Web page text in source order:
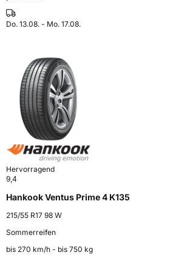
Do. 13.08. - Mo. 17.08.
Hervorragend
9,4
Hankook Ventus Prime 4 K135
215/55 R17 98 W
Sommerreifen
bis 270 km⁠/⁠h - bis 750 kg